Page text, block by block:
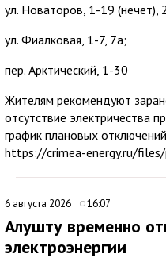
ул. Новаторов, 1-19 (нечет),
ул. Фиалковая, 1-7, 7а;
пер. Арктический, 1-30
Жителям рекомендуют
отсутствие электричества
график плановых
https://crimea-energy.ru/
6 августа 2026 16:07
Алушту временно
электроэнергии